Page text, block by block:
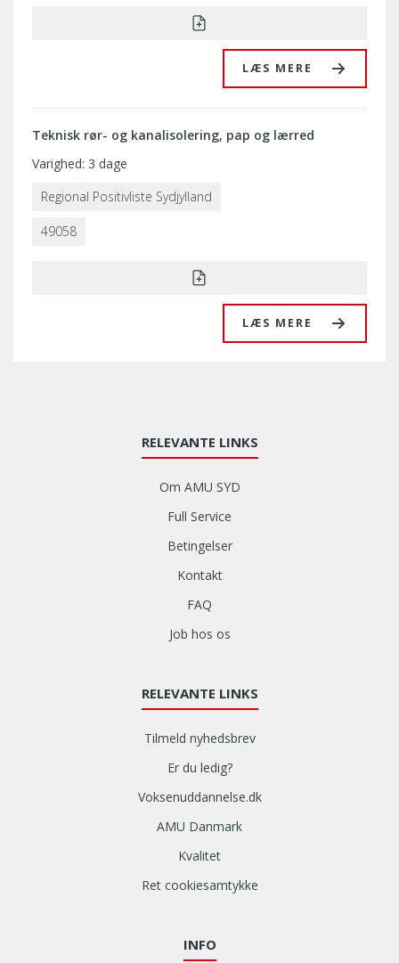
LÆS MERE
Teknisk rør- og kanalisolering, pap og lærred
Regional Positivliste Sydjylland
49058
LÆS MERE
Varighed: 3 dage
RELEVANTE LINKS
Om AMU SYD
Full Service
Betingelser
Kontakt
FAQ
Job hos os
RELEVANTE LINKS
Tilmeld nyhedsbrev
Er du ledig?
Voksenuddannelse.dk
AMU Danmark
Kvalitet
Ret cookiesamtykke
INFO